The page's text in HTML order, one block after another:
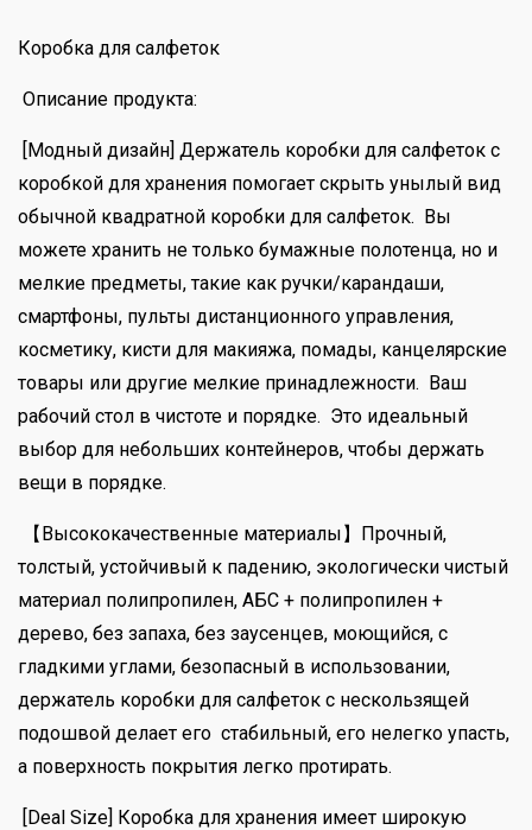
Коробка для салфеток
Описание продукта:
[Модный дизайн] Держатель коробки для салфеток с
коробкой для хранения помогает скрыть унылый вид
обычной квадратной коробки для салфеток. Вы
можете хранить не только бумажные полотенца, но и
мелкие предметы, такие как ручки/карандаши,
смартфоны, пульты дистанционного управления,
косметику, кисти для макияжа, помады, канцелярские
товары или другие мелкие принадлежности. Ваш
рабочий стол в чистоте и порядке. Это идеальный
выбор для небольших контейнеров, чтобы держать
вещи в порядке.
【Высококачественные материалы】Прочный,
толстый, устойчивый к падению, экологически чистый
материал полипропилен, АБС + полипропилен +
дерево, без запаха, без заусенцев, моющийся, с
гладкими углами, безопасный в использовании,
держатель коробки для салфеток с нескользящей
подошвой делает его стабильный, его нелегко упасть,
а поверхность покрытия легко протирать.
[Deal Size] Коробка для хранения имеет широкую